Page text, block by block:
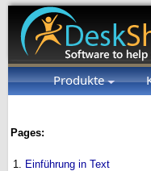
Produkte
Pages:
1. Einführung in Text